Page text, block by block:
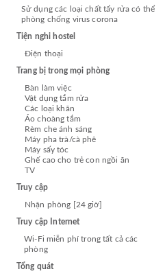
Sử dụng các loại chất tẩy rửa có thể
phòng chống virus corona
Tiện nghi hostel
Điện thoại
Trang bị trong mọi phòng
Bàn làm việc
Vật dụng tắm rửa
Các loại khăn
Áo choàng tắm
Rèm che ánh sáng
Máy pha trà/cà phê
Máy sấy tóc
Ghế cao cho trẻ con ngồi ăn
TV
Truy cập
Nhận phòng [24 giờ]
Truy cập Internet
Wi-Fi miễn phí trong tất cả các
phòng
Tổng quát